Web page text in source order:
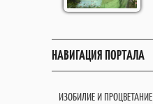
НАВИГАЦИЯ ПОРТАЛА
ИЗОБИЛИЕ И ПРОЦВЕТАНИЕ